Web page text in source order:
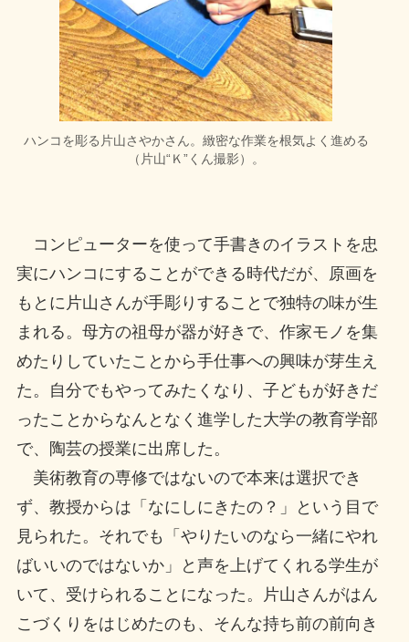
ハンコを彫る片山さやかさん。緻密な作業を根気よく進める
（片山“Ｋ”くん撮影）。
コンピューターを使って手書きのイラストを忠
実にハンコにすることができる時代だが、原画を
もとに片山さんが手彫りすることで独特の味が生
まれる。母方の祖母が器が好きで、作家モノを集
めたりしていたことから手仕事への興味が芽生え
た。自分でもやってみたくなり、子どもが好きだ
ったことからなんとなく進学した大学の教育学部
で、陶芸の授業に出席した。
美術教育の専修ではないので本来は選択でき
ず、教授からは「なにしにきたの？」という目で
見られた。それでも「やりたいのなら一緒にやれ
ばいいのではないか」と声を上げてくれる学生が
いて、受けられることになった。片山さんがはん
こづくりをはじめたのも、そんな持ち前の前向き